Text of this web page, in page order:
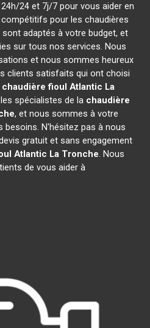
24 et 7j/7 pour vous aider en
pour les chaudières
sont adaptés à votre budget, et
sur tous nos services. Nous
et nous sommes heureux
clients satisfaits qui ont choisi
chaudière fioul Atlantic La
spécialistes de la chaudière
, et nous sommes à votre
N'hésitez pas à nous
gratuit et sans engagement
Atlantic La Tronche. Nous
de vous aider à